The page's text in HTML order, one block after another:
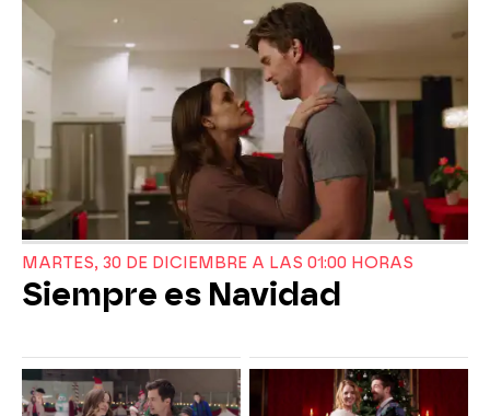
MARTES, 30 DE DICIEMBRE A LAS 01:00 HORAS
Siempre es Navidad